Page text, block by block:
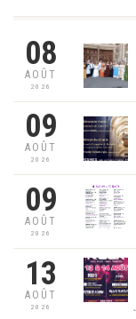
08
AOÛT
2026
09
AOÛT
2026
09
AOÛT
2026
13
AOÛT
2026